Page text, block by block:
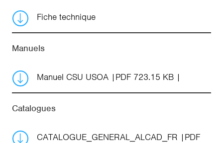
Fiche technique
Manuels
Manuel CSU USOA PDF 723.15 KB
Catalogues
CATALOGUE_GENERAL_ALCAD_FR
PDF